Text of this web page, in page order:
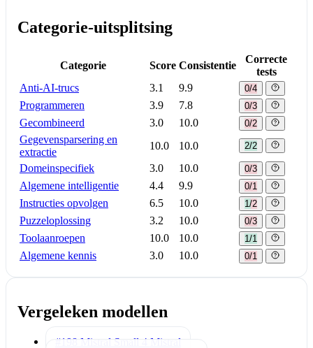
Categorie-uitsplitsing
Categorie Score Consistentie
Correcte
tests
Anti-AI-trucs
3.1 9.9 0/4
Programmeren 3.9 7.8 0/3
Gecombineerd 3.0 10.0 0/2
Gegevensparsering en
extractie
10.0 10.0 2/2
Domeinspecifiek 3.0 10.0 0/3
Algemene intelligentie 4.4 9.9 0/1
Instructies opvolgen 6.5 10.0 1/2
Puzzeloplossing 3.2 10.0 0/3
Toolaanroepen 10.0 10.0 1/1
Algemene kennis 3.0 10.0 0/1
Vergeleken modellen
#198 Mistral Small 4 Mistral